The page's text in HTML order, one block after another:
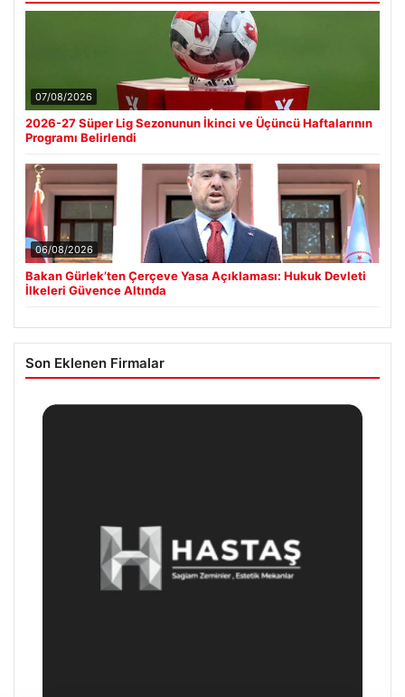
07/08/2026
2026-27 Süper Lig Sezonunun İkinci ve Üçüncü Haftalarının
Programı Belirlendi
06/08/2026
Bakan Gürlek’ten Çerçeve Yasa Açıklaması: Hukuk Devleti
İlkeleri Güvence Altında
Son Eklenen Firmalar